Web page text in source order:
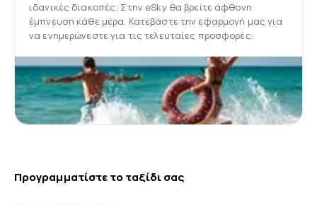
ιδανικές διακοπές; Στην eSky θα βρείτε άφθονη
έμπνευση κάθε μέρα. Κατεβάστε την εφαρμογή μας για
να ενημερώνεστε για τις τελευταίες προσφορές.
Προγραμματίστε το ταξίδι σας